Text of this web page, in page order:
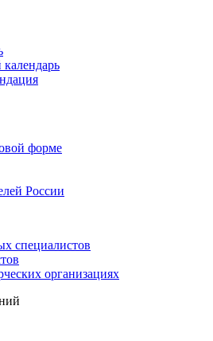
форме
России
специалистов
организациях